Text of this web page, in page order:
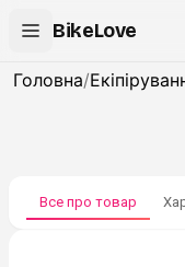
BikeLove
Головна/
Все про товар